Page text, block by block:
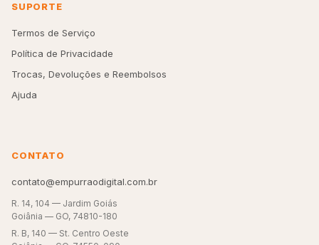
SUPORTE
Termos de Serviço
Política de Privacidade
Trocas, Devoluções e Reembolsos
Ajuda
CONTATO
contato@empurraodigital.com.br
R. 14, 104 — Jardim Goiás
Goiânia — GO, 74810-180
R. B, 140 — St. Centro Oeste